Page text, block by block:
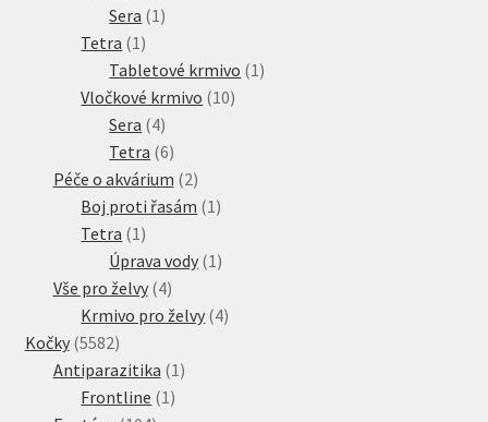
Sera 1 1
Tetra 1 1
produkt
Tabletové krmivo 1 1
Vločkové krmivo 1010
Sera 44
produkty
Tetra 66
produktů
Péče o akvárium 22
produkty
Boj proti řasám 1 1
Tetra 1 1
produkt
Úprava vody 1 1
Vše pro želvy 44
produkty
Krmivo pro želvy 44
Kočky 55825582
produktů
Antiparazitika 1 1
Frontline 1 1